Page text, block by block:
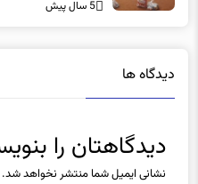
نشانی ایمیل شما منتشر نخواهد شد.
شده‌اند*